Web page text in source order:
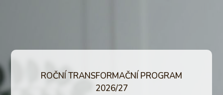
ROČNÍ TRANSFORMAČNÍ PROGRAM
2026/27